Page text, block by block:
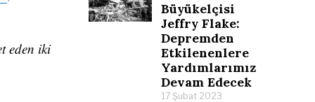
eden iki
Büyükelçisi
Jeffry Flake:
Depremden
Etkilenenlere
Yardımlarımız
Devam Edecek
17 Şubat 2023